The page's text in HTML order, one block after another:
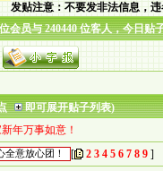
发贴注意：不要发非法信息，
员与 240440 位客人，今日贴
即可展开贴子列表)
年万事如意！
意放心团！ [ 2 3 4 5 6 7 8 9 ]